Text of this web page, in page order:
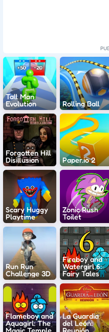
Tall Man
Evolution
Rolling Ball
Forgotten Hill
Disillusion
Paper.io 2
Scary Huggy
Playtime
Zonic Rush
Toilet
Run Run
Challenge 3D
Fireboy and
Watergirl 6:
Fairy Tales
Flameboy and
Aquagirl: The
Magic Temple
La Guardia
del León:
Reunión